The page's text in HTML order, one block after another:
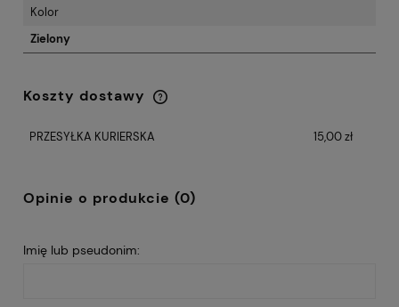
Kolor
Zielony
Koszty dostawy
Cena nie zawiera ewentualnych kosztów
PRZESYŁKA KURIERSKA
15,00 zł
Opinie o produkcie (0)
Imię lub pseudonim: